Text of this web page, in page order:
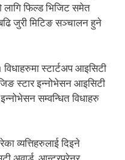
फिल्ड भिजिट समेत
जुरी मिटिङ सञ्चालन हुने
स्टार्टअप आइसिटी
स्टार इन्नोभेसन आइसिटी
सम्वन्धित विधाहरु
व्यत्तिहरुलाई दिइने